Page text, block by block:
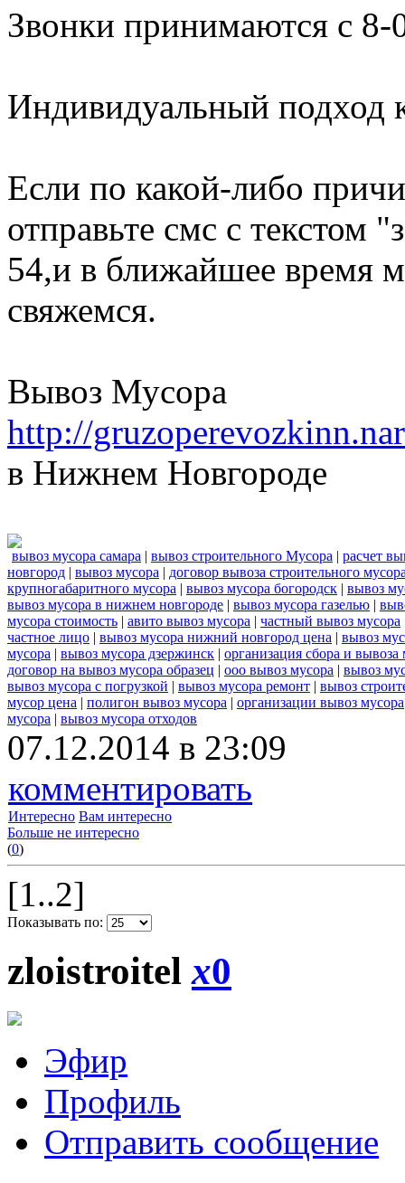
Звонки принимаются с
Индивидуальный подход
Если по какой-либо
отправьте смс с текстом
54,и в ближайшее время
свяжемся.
Вывоз Мусора
http://
в Нижнем Новгороде
вывоз мусора самара | вывоз строительного Мусора | расчет
новгород | вывоз мусора | договор вывоза строительного
крупногабаритного мусора | вывоз мусора богородск | вывоз
вывоз мусора в нижнем новгороде | вывоз мусора газелью |
мусора стоимость | авито вывоз мусора | частный вывоз мусора
частное лицо | вывоз мусора нижний новгород цена | вывоз
мусора | вывоз мусора дзержинск | организация сбора и вывоза
договор на вывоз мусора образец | ооо вывоз мусора | вывоз
вывоз мусора с погрузкой | вывоз мусора ремонт | вывоз
мусор цена | полигон вывоз мусора | организации вывоз мусора
мусора | вывоз мусора отходов
07.12.2014 в 23:09
комментировать
Интересно Вам интересно
Больше не интересно
(0)
[1..2]
Показывать по:
zloistroitelx0
Эфир
Профиль
Отправить сообщение